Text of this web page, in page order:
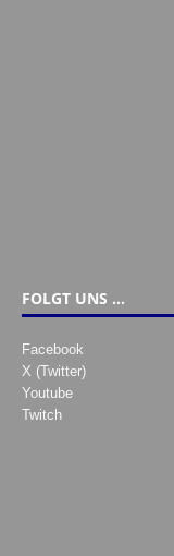
FOLGT UNS …
Facebook
X (Twitter)
Youtube
Twitch